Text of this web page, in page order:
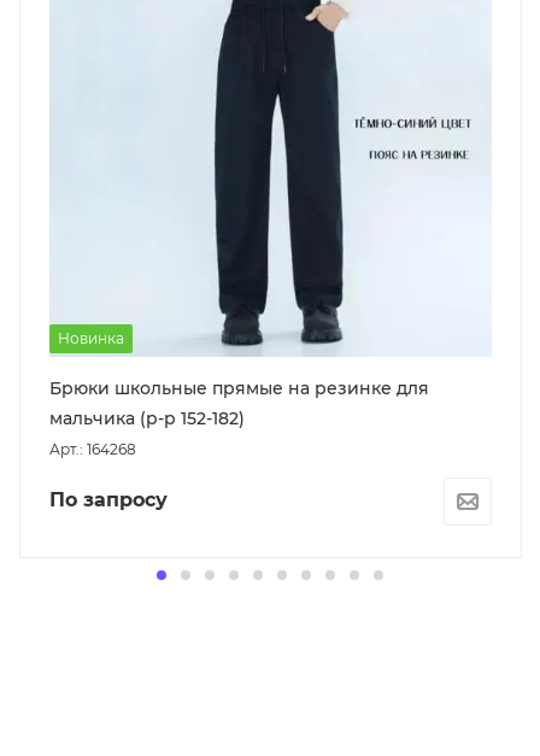
Новинка
Брюки школьные прямые на резинке для
мальчика (р-р 152-182)
Арт.: 164268
По запросу